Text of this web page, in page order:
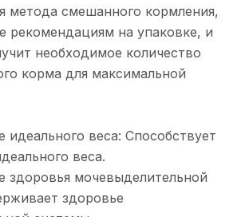
метода смешанного кормления,
рекомендациям на упаковке, и
необходимое количество
корма для максимальной
веса: Способствует
веса.
здоровья мочевыделительной
здоровье